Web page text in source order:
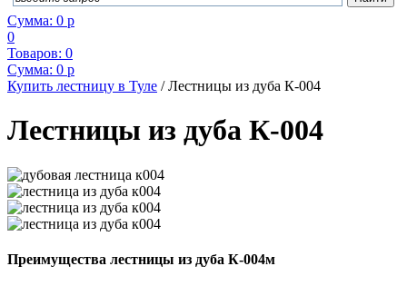
Сумма: 0 р
0
Товаров: 0
Сумма: 0 р
Купить лестницу в Туле / Лестницы из дуба К-004
Лестницы из дуба К-004
Преимущества лестницы из дуба К-004м